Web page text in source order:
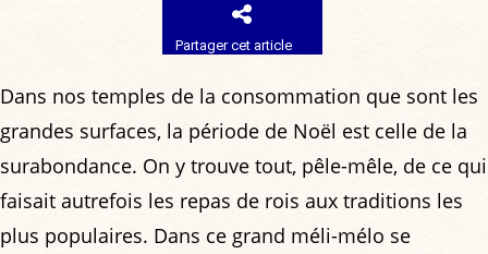
Partager cet article
Dans nos temples de la consommation que sont les
grandes surfaces, la période de Noël est celle de la
surabondance. On y trouve tout, pêle-mêle, de ce qui
faisait autrefois les repas de rois aux traditions les
plus populaires. Dans ce grand méli-mélo se